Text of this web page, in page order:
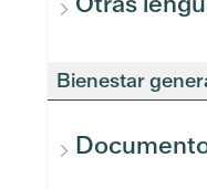
Bienestar